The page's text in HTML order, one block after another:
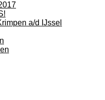
a/d IJssel